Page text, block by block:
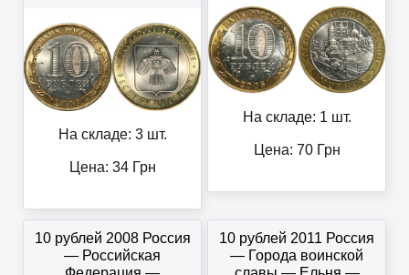
На складе: 3 шт.
Цена: 34Грн
На складе: 1 шт.
Цена: 70Грн
10 рублей 2008 Россия
— Российская
10 рублей 2011 Россия
— Города воинской